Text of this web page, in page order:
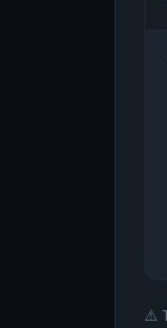
⚠️